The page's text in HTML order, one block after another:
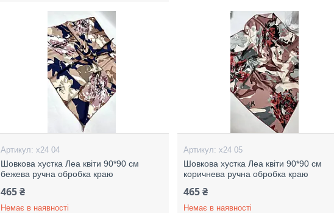
х24 04
Шовкова хустка Леа квіти 90*90 см
бежева ручна обробка краю
465 ₴
Немає в наявності
х24 05
Шовкова хустка Леа квіти 90*90 см
коричнева ручна обробка краю
465 ₴
Немає в наявності